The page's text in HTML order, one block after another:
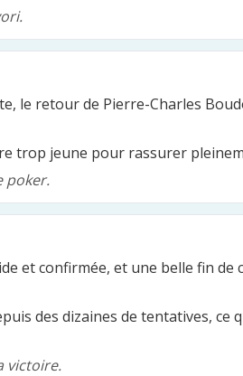
le retour de Pierre-Charles
trop jeune pour rassurer
poker.
et confirmée, et une belle fin de
des dizaines de tentatives, ce
victoire.